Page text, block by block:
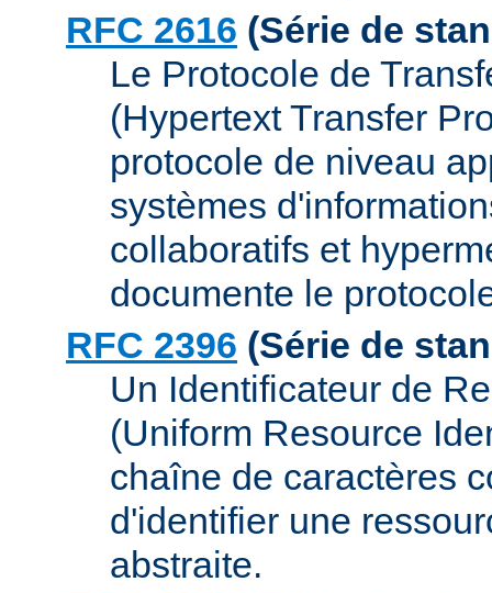
RFC 2616 (Série de
Le Protocole de
(Hypertext Transfer
protocole de niveau
systèmes
collaboratifs et
documente le
RFC 2396 (Série de
Un Identificateur de
(Uniform Resource
chaîne de caractères
d'identifier une
abstraite.